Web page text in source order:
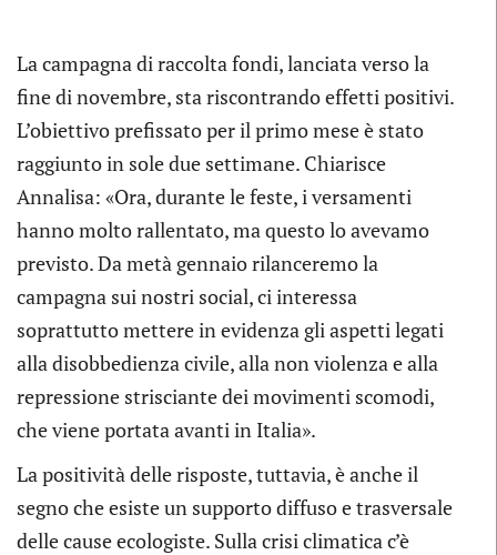
La campagna di raccolta fondi, lanciata verso la
fine di novembre, sta riscontrando effetti positivi.
L’obiettivo prefissato per il primo mese è stato
raggiunto in sole due settimane. Chiarisce
Annalisa: «Ora, durante le feste, i versamenti
hanno molto rallentato, ma questo lo avevamo
previsto. Da metà gennaio rilanceremo la
campagna sui nostri social, ci interessa
soprattutto mettere in evidenza gli aspetti legati
alla disobbedienza civile, alla non violenza e alla
repressione strisciante dei movimenti scomodi,
che viene portata avanti in Italia».
La positività delle risposte, tuttavia, è anche il
segno che esiste un supporto diffuso e trasversale
delle cause ecologiste. Sulla crisi climatica c’è